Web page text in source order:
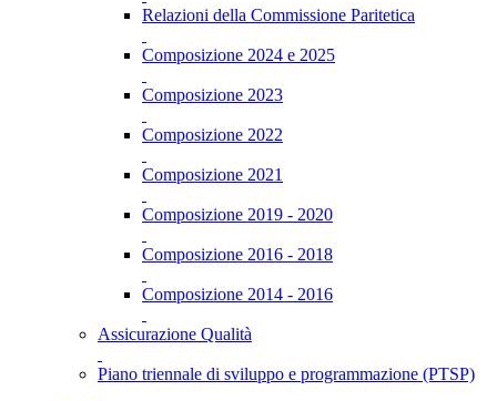
Relazioni della Commissione Paritetica
Composizione 2024 e 2025
Composizione 2023
Composizione 2022
Composizione 2021
Composizione 2019 - 2020
Composizione 2016 - 2018
Composizione 2014 - 2016
Assicurazione Qualità
Piano triennale di sviluppo e programmazione (PTSP)